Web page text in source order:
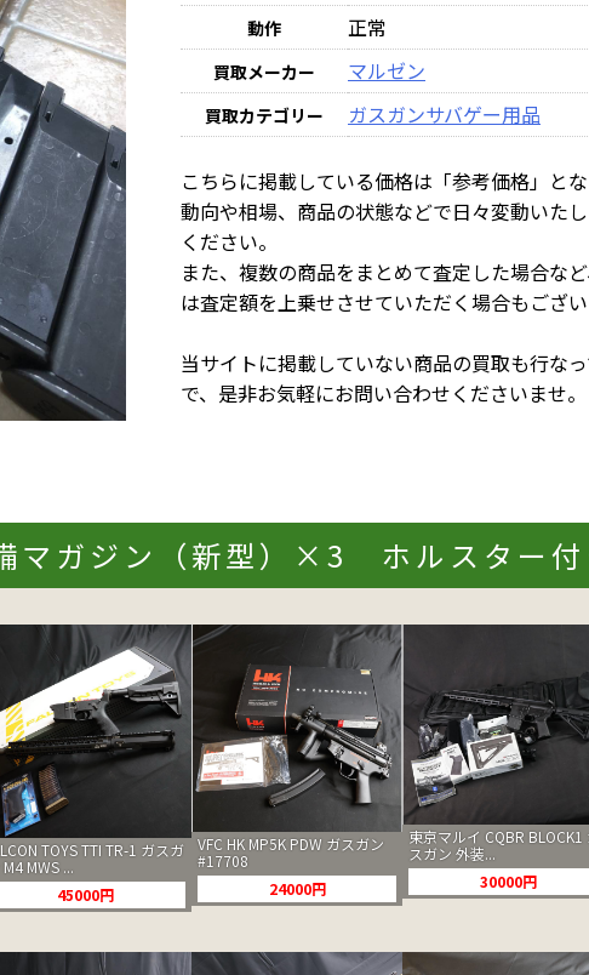
動作 正常
買取メーカー マルゼン
買取カテゴリー ガスガンサバゲー用品
こちらに掲載している価格は「参考価格」と
動向や相場、商品の状態などで日々変動いた
ください。
また、複数の商品をまとめて査定した場合な
は査定額を上乗せさせていただく場合もござい
当サイトに掲載していない商品の買取も行な
で、是非お気軽にお問い合わせくださいませ。
マガジン（新型）×3 ホルスター
TOYS TTI TR-1 ガスガ
M4 MWS ...
45000円
VFC HK MP5K PDW ガスガン
#17708
24000円
東京マルイ CQBR BLOCK1
スガン 外装...
30000円